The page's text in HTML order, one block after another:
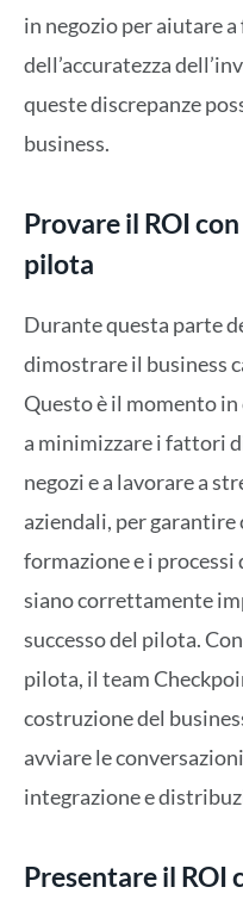
in negozio per aiutare
dell’accuratezza
queste discrepanze
business.
Provare il ROI
pilota
Durante questa parte
dimostrare il business
Questo è il momento
a minimizzare i fattori
negozi e a lavorare a
aziendali, per garantire
formazione e i
siano correttamente
successo del pilota.
pilota, il team
costruzione del
avviare le
integrazione e
Presentare il ROI